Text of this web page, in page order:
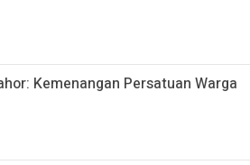
Kemenangan Persatuan Warga